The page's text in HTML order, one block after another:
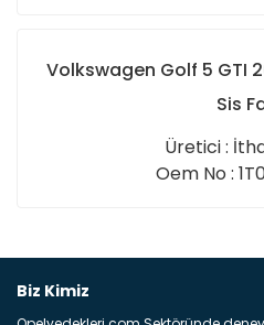
Volkswagen Golf 5 GTI
Sis
Üretici :
Oem No :
Biz Kimiz